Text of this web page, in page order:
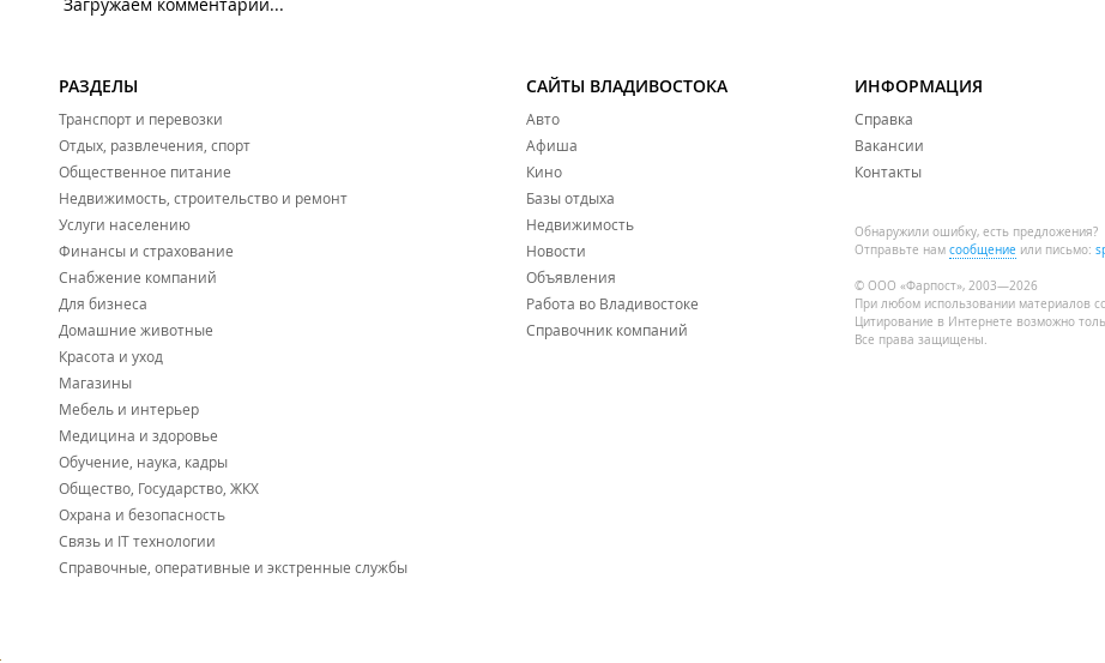
РАЗДЕЛЫ
Транспорт и перевозки
Отдых, развлечения, спорт
Общественное питание
Недвижимость, строительство и ремонт
Услуги населению
Финансы и страхование
Снабжение компаний
Для бизнеса
Домашние животные
Красота и уход
Магазины
Мебель и интерьер
Медицина и здоровье
Обучение, наука, кадры
Общество, Государство, ЖКХ
Охрана и безопасность
Связь и IT технологии
Справочные, оперативные и экстренные службы
САЙТЫ ВЛАДИВОСТОКА
Авто
Афиша
Кино
Базы отдыха
Недвижимость
Новости
Объявления
Работа во Владивостоке
Справочник компаний
ИНФОРМАЦИЯ
Справка
Вакансии
Контакты
Обнаружили ошибку, есть предложения?
Отправьте нам сообщение или письмо:
© ООО «Фарпост», 2003—2026
При любом использовании материалов
Цитирование в Интернете возможно
Все права защищены.